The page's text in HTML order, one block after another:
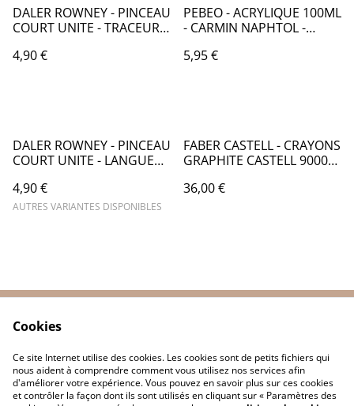
DALER ROWNEY - PINCEAU
COURT UNITE - TRACEUR
4,90 €
PEBEO - ACRYLIQUE 100ML
- CARMIN NAPHTOL -
5,95 €
DALER ROWNEY - PINCEAU
COURT UNITE - LANGUE
4,90 €
AUTRES VARIANTES DISPONIBLES
FABER CASTELL - CRAYONS
GRAPHITE CASTELL 9000
FB066
36,00 €
Politique de
confidentialité
Politique de cookies
Cookies
Ce site Internet utilise des cookies. Les cookies sont de petits fichiers qui
nous aident à comprendre comment vous utilisez nos services afin
d'améliorer votre expérience. Vous pouvez en savoir plus sur ces cookies
et contrôler la façon dont ils sont utilisés en cliquant sur « Paramètres des